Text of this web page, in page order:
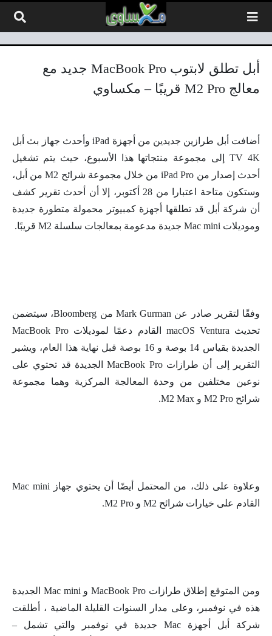
أبل تطلق لابتوب MacBook Pro جديد مع
معالج M2 Pro قريبًا – مكساوي
أضافت أبل طرازين جديدين من أجهزة iPad وأحدث جهاز بث أبل
TV 4K إلى مجموعة منتجاتها هذا الأسبوع، حيث يتم تشغيل
أحدث إصدار من iPad Pro من خلال مجموعة شرائح M2 من أبل،
وستكون متاحة اعتبارا من 28 أكتوبر، إلا أن أحدث تقرير كشف
أن شركة أبل قد تطلقها أجهزة كمبيوتر محمولة متطورة جديدة
وموديلات Mac mini جديدة مدعومة بمعالجات سلسلة M2 قريبًا.
وفقًا لتقرير صادر عن Mark Gurman من Bloomberg، سيتضمن
تحديث macOS Ventura القادم دعمًا لموديلات MacBook Pro
الجديدة بقياس 14 بوصة و 16 بوصة قبل نهاية هذا العام، ويشير
التقرير إلى أن طرازات MacBook Pro الجديدة قد تحتوي على
نوعين مختلفين من وحدة المعالجة المركزية وهما مجموعة
شرائح M2 Pro و M2 Max.
وعلاوة على ذلك، من المحتمل أيضًا أن يحتوي جهاز Mac mini
القادم على خيارات شرائح M2 و M2 Pro.
ومن المتوقع إطلاق طرازات MacBook Pro و Mac mini الجديدة
هذه في نوفمبر، وعلى مدار السنوات القليلة الماضية ، أطلقت
شركة أبل أجهزة Mac جديدة في نوفمبر والتي تشمل –